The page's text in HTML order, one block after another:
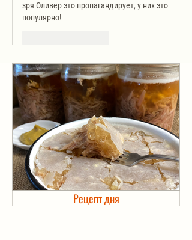
зря Оливер это пропагандирует, у них это
популярно!
Рецепт дня
Холодец в банке. Автоклав